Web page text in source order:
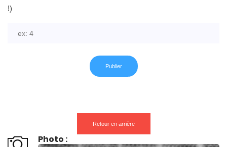
!)
Retour en arrière
Photo :